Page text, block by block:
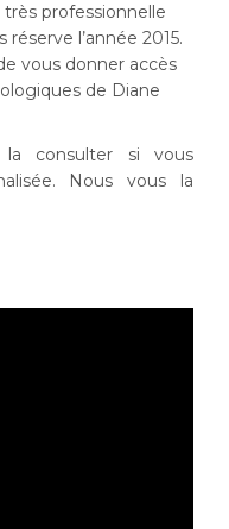
très professionnelle
l’année 2015.
vous donner accès
de Diane
consulter si vous
Nous vous la